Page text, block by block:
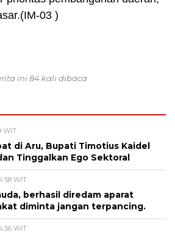
03 )
ini 84 kali dibaca
WIT
di Aru, Bupati Timotius Kaidel
Tinggalkan Ego Sektoral
WIT
berhasil diredam aparat
diminta jangan terpancing.
WIT